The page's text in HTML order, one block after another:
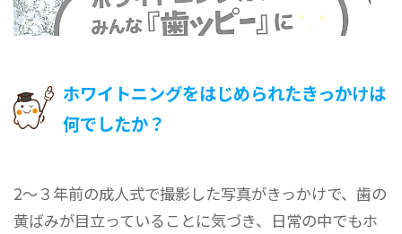
ホワイトニングをはじめられたきっかけは
何でしたか？
2～３年前の成人式で撮影した写真がきっかけで、歯の
黄ばみが目立っていることに気づき、日常の中でもホ